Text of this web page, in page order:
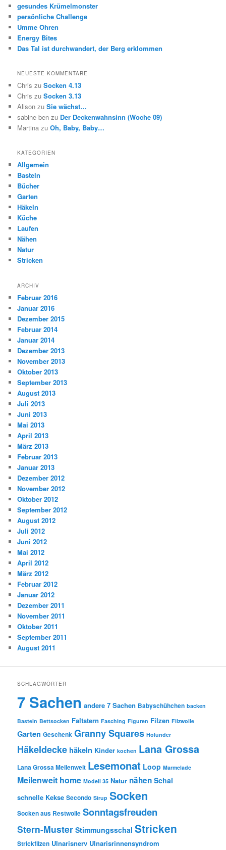
gesundes Krümelmonster
persönliche Challenge
Umme Ohren
Energy Bites
Das Tal ist durchwandert, der Berg erklommen
NEUESTE KOMMENTARE
Chris zuSocken 4.13
Chris zuSocken 3.13
Alison zuSie wächst…
sabine ben zu Der Deckenwahnsinn (Woche 09)
Martina zuOh, Baby, Baby…
KATEGORIEN
Allgemein
Basteln
Bücher
Garten
Häkeln
Küche
Laufen
Nähen
Natur
Stricken
ARCHIV
Februar 2016
Januar 2016
Dezember 2015
Februar 2014
Januar 2014
Dezember 2013
November 2013
Oktober 2013
September 2013
August 2013
Juli 2013
Juni 2013
Mai 2013
April 2013
März 2013
Februar 2013
Januar 2013
Dezember 2012
November 2012
Oktober 2012
September 2012
August 2012
Juli 2012
Juni 2012
Mai 2012
April 2012
März 2012
Februar 2012
Januar 2012
Dezember 2011
November 2011
Oktober 2011
September 2011
August 2011
SCHLAGWÖRTER
7 Sachen andere 7 Sachen Babyschühchen backen
Basteln Bettsocken Faltstern Fasching Figuren Filzen Filzwolle
Garten Geschenk Granny Squares Holunder
Häkeldecke häkeln Kinder kochen Lana Grossa
Lana Grossa Meilenweit Lesemonat Loop Marmelade
Meilenweit home Modell 35 Natur nähen Schal
schnelle Kekse Secondo Sirup Socken
Socken aus Restwolle Sonntagsfreuden
Stern-Muster Stimmungsschal Stricken
Strickfilzen Ulnarisnerv Ulnarisrinnensyndrom